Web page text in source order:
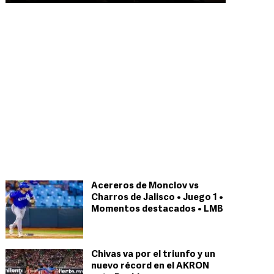
Acereros de Monclov vs
Charros de Jalisco • Juego 1 •
Momentos destacados • LMB
Chivas va por el triunfo y un
nuevo récord en el AKRON